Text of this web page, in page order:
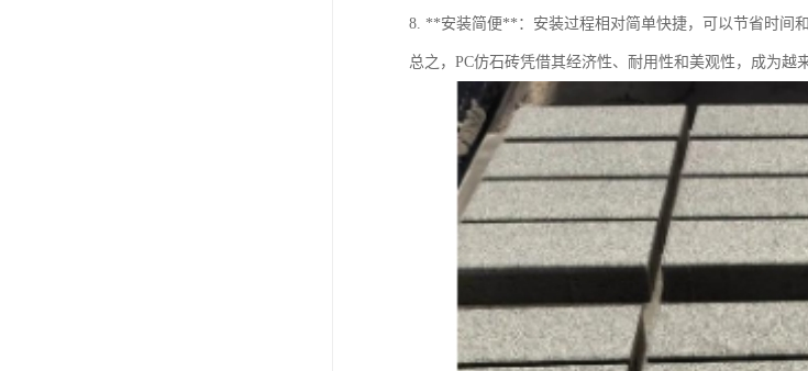
8. **安装简便**：安装过程相对简单快捷，可以节省时间和
总之，PC仿石砖凭借其经济性、耐用性和美观性，成为越